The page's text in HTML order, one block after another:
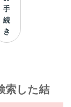
手
続
き
索した結